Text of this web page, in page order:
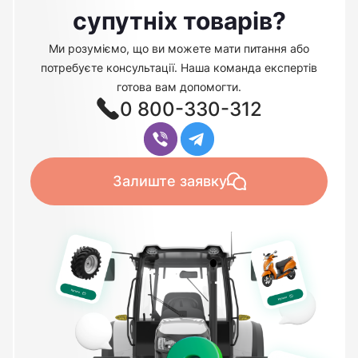
супутніх товарів?
Ми розуміємо, що ви можете мати питання або
потребуєте консультації. Наша команда експертів
готова вам допомогти.
0 800-330-312
Залиште заявку